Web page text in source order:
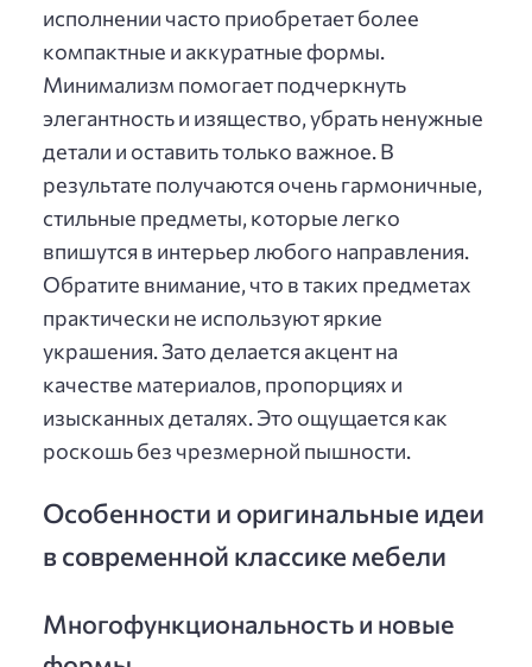
исполнении часто приобретает более
компактные и аккуратные формы.
Минимализм помогает подчеркнуть
элегантность и изящество, убрать ненужные
детали и оставить только важное. В
результате получаются очень гармоничные,
стильные предметы, которые легко
впишутся в интерьер любого направления.
Обратите внимание, что в таких предметах
практически не используют яркие
украшения. Зато делается акцент на
качестве материалов, пропорциях и
изысканных деталях. Это ощущается как
роскошь без чрезмерной пышности.
Особенности и оригинальные идеи
в современной классике мебели
Многофункциональность и новые